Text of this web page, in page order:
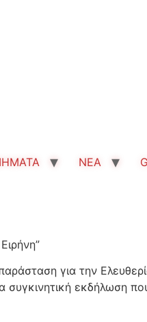
ΝΕΑ
για την
συγκινητική εκδήλωση